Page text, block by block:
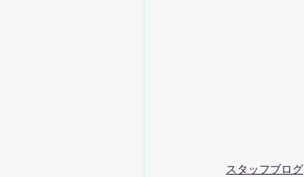
スタッフブログ